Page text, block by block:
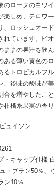
のローヌの白ワ
楽しめ、テロワ
、ロッシュオー
れています。ビ
ままの果汁を飲
ある薄い黄色の
るトロピカルフ
、後味の酸味が
合を増やしたこ
柑橘系果実の香
ュイソン
・キャップ仕様
・ブラン50％、
ン10％